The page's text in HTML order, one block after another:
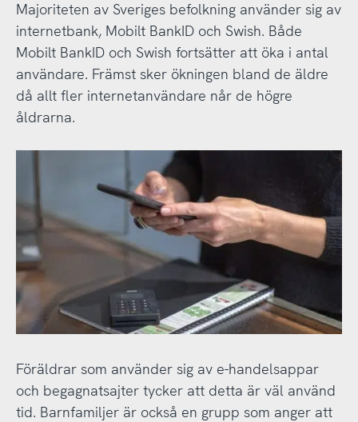
Majoriteten av Sveriges befolkning använder sig av
internetbank, Mobilt BankID och Swish. Både
Mobilt BankID och Swish fortsätter att öka i antal
användare. Främst sker ökningen bland de äldre
då allt fler internetanvändare når de högre
åldrarna.
Föräldrar som använder sig av e-handelsappar
och begagnatsajter tycker att detta är väl använd
tid. Barnfamiljer är också en grupp som anger att